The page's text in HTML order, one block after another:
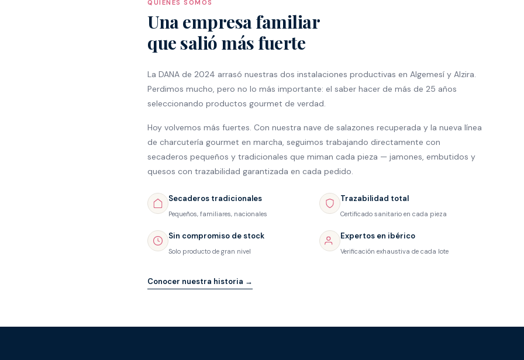
QUIÉNES SOMOS
Una empresa familiar
que salió más fuerte
La DANA de 2024 arrasó nuestras dos instalaciones productivas en Algemesí y Alzira.
Perdimos mucho, pero no lo más importante: el saber hacer de más de 25 años
seleccionando productos gourmet de verdad.
Hoy volvemos más fuertes. Con nuestra nave de salazones recuperada y la nueva línea
de charcutería gourmet en marcha, seguimos trabajando directamente con
secaderos pequeños y tradicionales que miman cada pieza — jamones, embutidos y
quesos con trazabilidad garantizada en cada pedido.
Secaderos tradicionales
Pequeños, familiares, nacionales
Trazabilidad total
Certificado sanitario en cada pieza
Sin compromiso de stock
Solo producto de gran nivel
Expertos en ibérico
Verificación exhaustiva de cada lote
Conocer nuestra historia →